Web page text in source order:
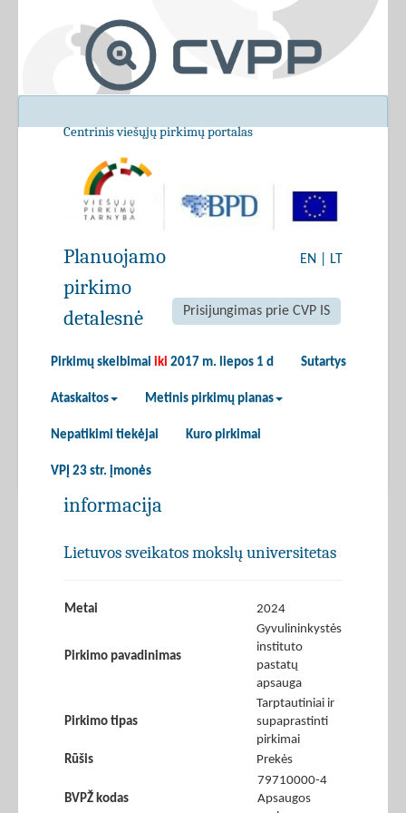
Centrinis viešųjų pirkimų portalas
EN LT
Prisijungimas prie CVP IS
Pirkimų skelbimai iki 2017 m. liepos 1 d Sutartys
Ataskaitos Metinis pirkimų planas
Nepatikimi tiekėjai Kuro pirkimai
VPĮ 23 str. įmonės
Planuojamo
pirkimo
detalesnė
informacija
Lietuvos sveikatos mokslų universitetas
Metai 2024
Pirkimo pavadinimas
Gyvulininkystės
instituto
pastatų
apsauga
Pirkimo tipas
Tarptautiniai ir
supaprastinti
pirkimai
Rūšis
Prekės
BVPŽ kodas
79710000-4
Apsaugos